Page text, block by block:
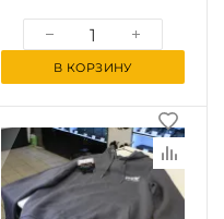
В КОРЗИНУ